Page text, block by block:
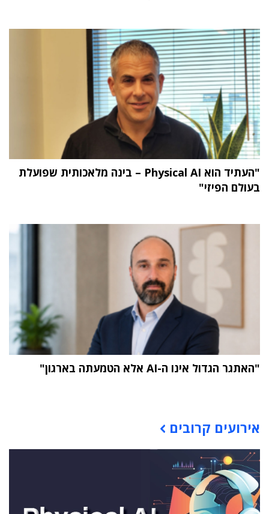
"העתיד הוא Physical AI – בינה מלאכותית שפועלת
בעולם הפיזי"
"האתגר הגדול אינו ה-AI אלא הטמעתה בארגון"
אירועים קרובים